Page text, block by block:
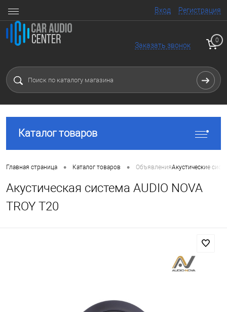
Вход Регистрация
Заказать звонок
0
Каталог товаров
Главная страница • Каталог товаров • ОбъявленияАкустические
Акустическая система AUDIO NOVA
TROY T20